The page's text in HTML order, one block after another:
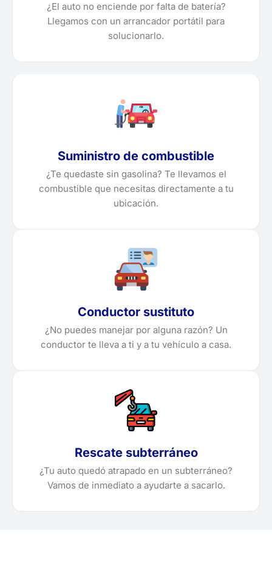
¿El auto no enciende por falta de batería?
Llegamos con un arrancador portátil para
solucionarlo.
Suministro de combustible
¿Te quedaste sin gasolina? Te llevamos el
combustible que necesitas directamente a tu
ubicación.
Conductor sustituto
¿No puedes manejar por alguna razón? Un
conductor te lleva a ti y a tu vehículo a casa.
Rescate subterráneo
¿Tu auto quedó atrapado en un subterráneo?
Vamos de inmediato a ayudarte a sacarlo.